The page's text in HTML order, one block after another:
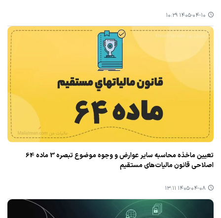
۱۴۰۵-۰۴-۱۰ ۱۰:۲۹
تعیین ماخذه محاسبه سایر عوارض و وجوه موضوع تبصره 3 ماده 64
اصلاحی قانون مالیات‌های مستقیم
۱۴۰۵-۰۴-۰۸ ۱۳:۱۱